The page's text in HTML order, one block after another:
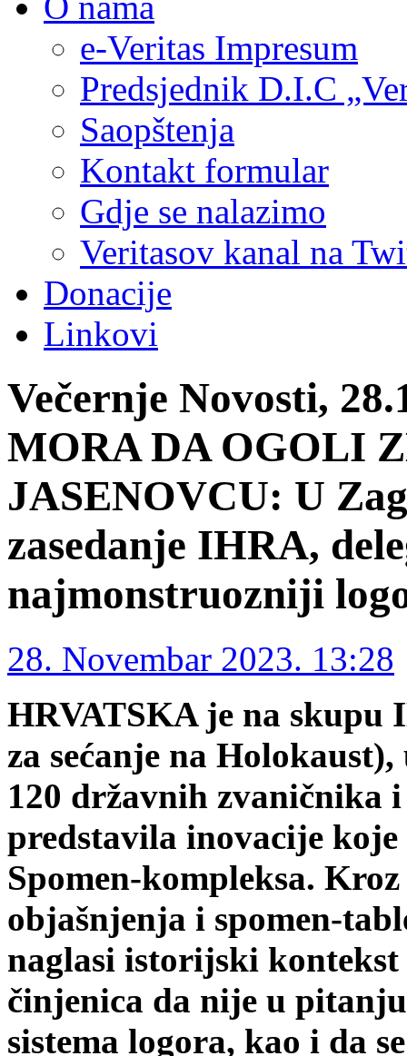
e-Veritas Impresum
Predsjednik D.I.C
Saopštenja
Kontakt formular
Gdje se nalazimo
Veritasov kanal na
Donacije
Linkovi
Večernje Novosti,
MORA DA OGOLI
JASENOVCU: U
zasedanje IHRA,
najmonstruozniji
28. Novembar 2023. 13:28
HRVATSKA je na skupu
za sećanje na
120 državnih zvaničnika
predstavila inovacije
Spomen-kompleksa.
objašnjenja i spomen-
naglasi istorijski kontekst
činjenica da nije u
sistema logora, kao i da